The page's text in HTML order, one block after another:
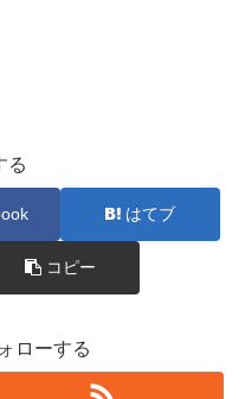
る
はてブ
コピー
ローする